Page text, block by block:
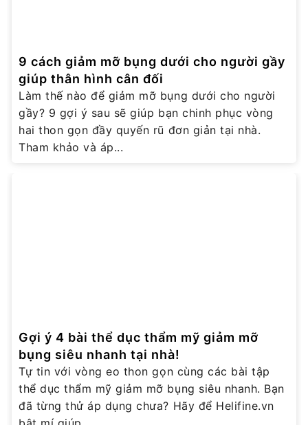
9 cách giảm mỡ bụng dưới cho người gầy
giúp thân hình cân đối
Làm thế nào để giảm mỡ bụng dưới cho người
gầy? 9 gợi ý sau sẽ giúp bạn chinh phục vòng
hai thon gọn đầy quyến rũ đơn giản tại nhà.
Tham khảo và áp...
Gợi ý 4 bài thể dục thẩm mỹ giảm mỡ
bụng siêu nhanh tại nhà!
Tự tin với vòng eo thon gọn cùng các bài tập
thể dục thẩm mỹ giảm mỡ bụng siêu nhanh. Bạn
đã từng thử áp dụng chưa? Hãy để Helifine.vn